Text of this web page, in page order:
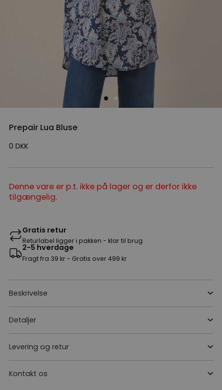
Prepair Lua Bluse
0 DKK
Denne vare er p.t. ikke på lager og er derfor ikke
tilgængelig.
Gratis retur
Returlabel ligger i pakken - klar til brug
2-5 hverdage
Fragt fra 39 kr - Gratis over 499 kr
Beskrivelse
Detaljer
Levering og retur
Kontakt os